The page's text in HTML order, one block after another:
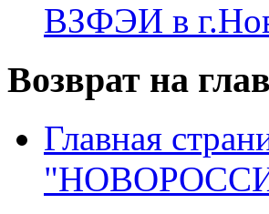
ВЗФЭИ в
Возврат на
Главная